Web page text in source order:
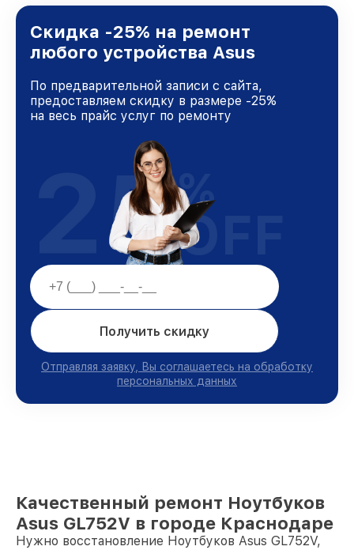
Краснодаре, постоянно повышая уровень
доверия и лояльности наших клиентов.
Скидка -25% на ремонт
любого устройства Asus
По предварительной записи с сайта,
предоставляем скидку в размере -25%
на весь прайс услуг по ремонту
Получить скидку
Отправляя заявку, Вы соглашаетесь на обработку
персональных данных
25%
OFF
Качественный ремонт Ноутбуков
Asus GL752V в городе Краснодаре
Нужно восстановление Ноутбуков Asus GL752V,